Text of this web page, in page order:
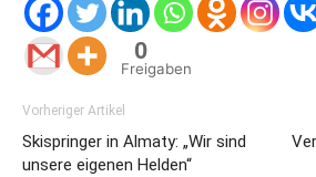
0
Freigaben
Vorheriger Artikel
Skispringer in Almaty: „Wir sind
unsere eigenen Helden“